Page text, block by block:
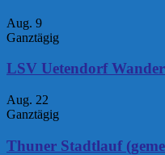
Aug. 9
Ganztägig
LSV Uetendorf
Aug. 22
Ganztägig
Thuner Stadtlauf